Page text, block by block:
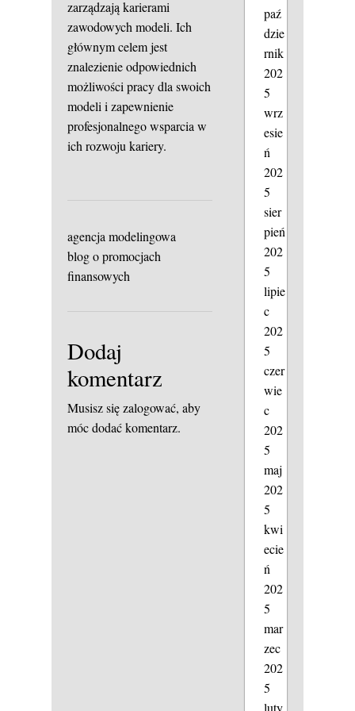
zarządzają karierami
zawodowych modeli. Ich
głównym celem jest
znalezienie odpowiednich
możliwości pracy dla swoich
modeli i zapewnienie
profesjonalnego wsparcia w
ich rozwoju kariery.
agencja modelingowa
blog o promocjach
finansowych
Dodaj
komentarz
Musisz sięzalogować, aby
móc dodać komentarz.
paź
dzie
rnik
202
5
wrz
esie
ń
202
5
sier
pień
202
5
lipie
c
202
5
czer
wie
c
202
5
maj
202
5
kwi
ecie
ń
202
5
mar
zec
202
5
luty